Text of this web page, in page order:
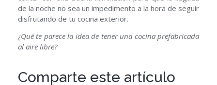
de la noche no sea un impedimento a la hora de seguir
disfrutando de tu cocina exterior.
¿Qué te parece la idea de tener una cocina prefabricada
al aire libre?
Comparte este artículo